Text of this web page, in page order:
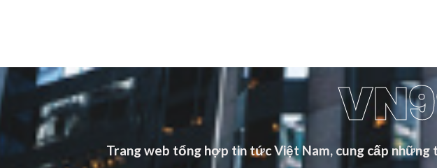
Trang web tổng hợp tin tức Việt Nam, cung cấp những